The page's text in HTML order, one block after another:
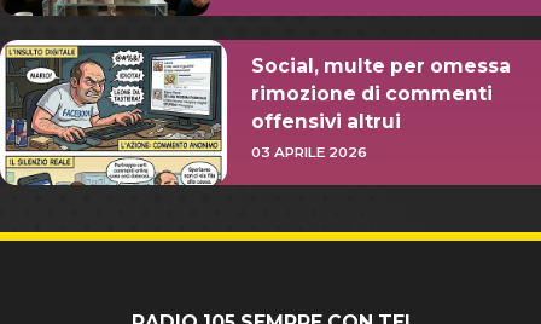
Social, multe per omessa
rimozione di commenti
offensivi altrui
03 APRILE 2026